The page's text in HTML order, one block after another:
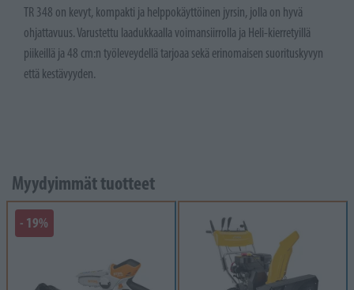
TR 348 on kevyt, kompakti ja helppokäyttöinen jyrsin, jolla on hyvä
ohjattavuus.Varustettu laadukkaalla voimansiirrolla ja Heli-kierretyillä
piikeillä ja 48 cm:n työleveydellä tarjoaa sekä erinomaisen suorituskyvyn
että kestävyyden.
Myydyimmät tuotteet
- 19%